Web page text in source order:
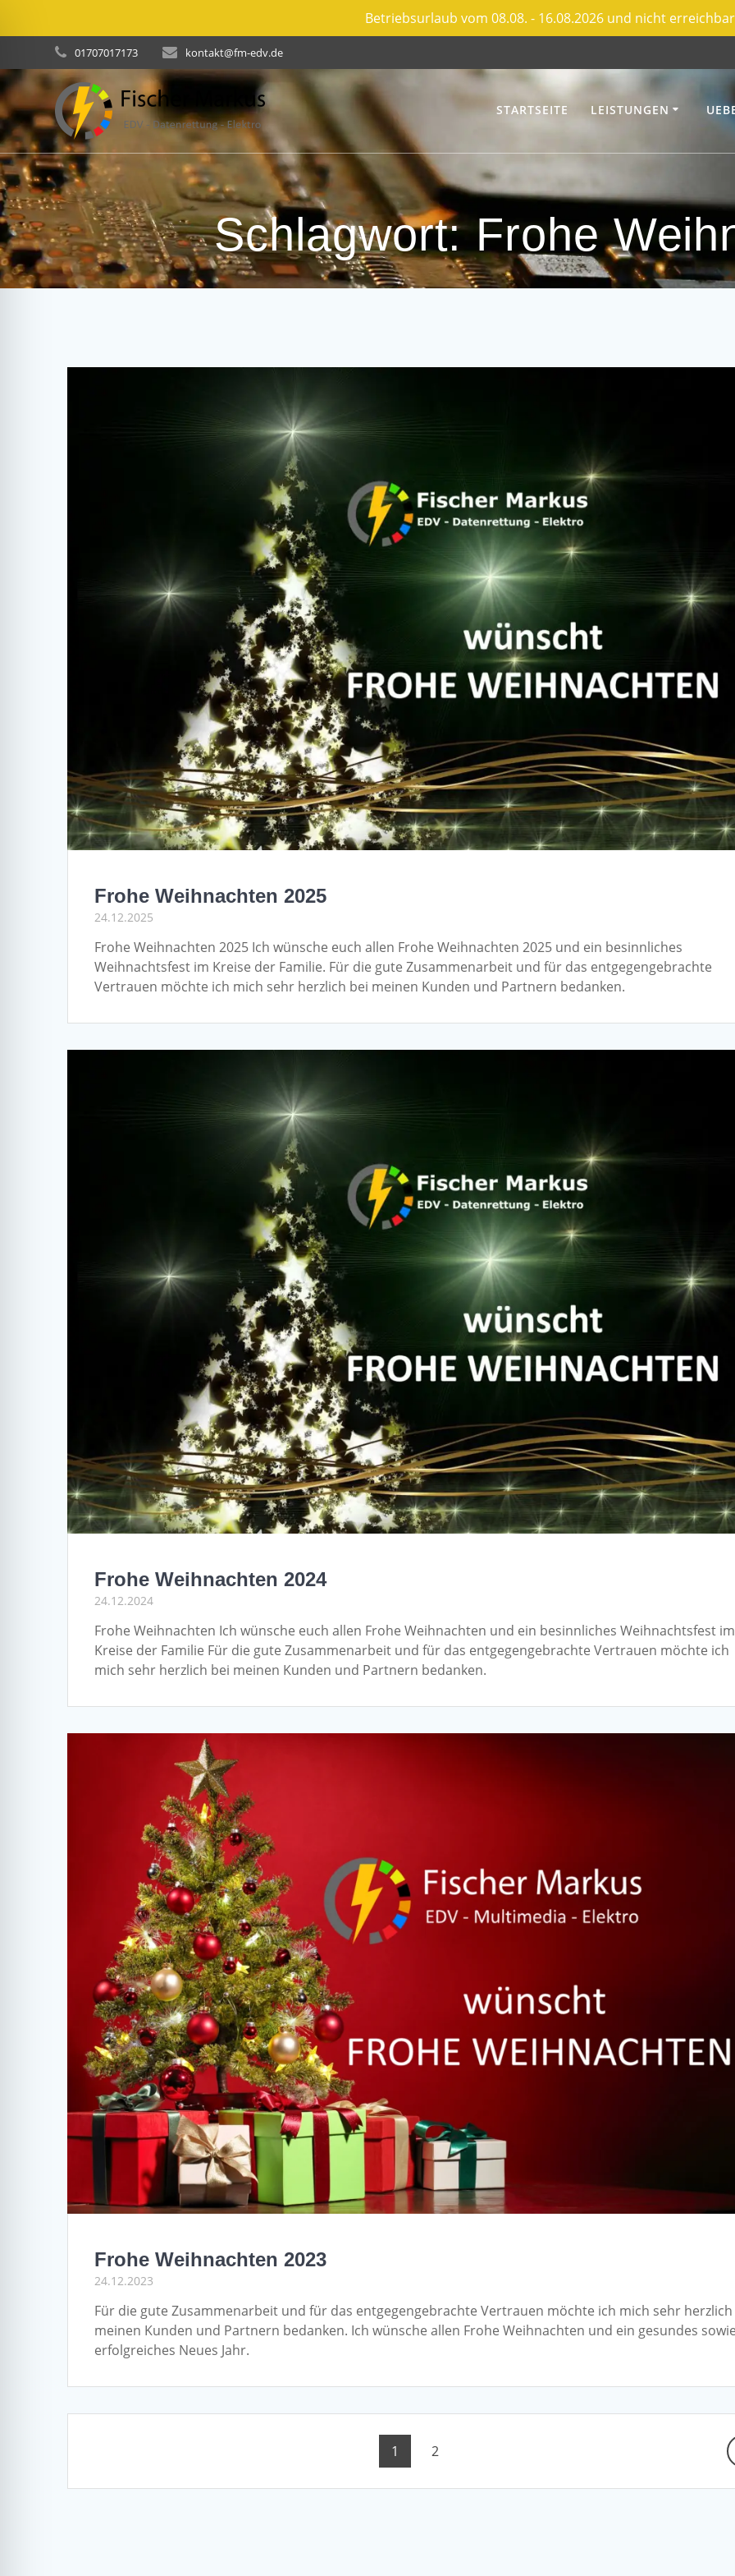
Betriebsurlaub vom 08.08. - 16.08.2026 und nicht
to
content
01707017173 kontakt@fm-edv.de
STARTSEITE LEISTUNGEN
Schlagwort: Frohe
Frohe Weihnachten 2025
24.12.2025
Frohe Weihnachten 2025 Ich wünsche euch allen Frohe Weihnachten 2025 und ein besinnliches
Weihnachtsfest im Kreise der Familie. Für die gute Zusammenarbeit und für das entgegengebrachte
Vertrauen möchte ich mich sehr herzlich bei meinen Kunden und Partnern bedanken.
Frohe Weihnachten 2024
24.12.2024
Frohe Weihnachten Ich wünsche euch allen Frohe Weihnachten und ein besinnliches Weihnachtsfest im
Kreise der Familie Für die gute Zusammenarbeit und für das entgegengebrachte Vertrauen möchte ich
mich sehr herzlich bei meinen Kunden und Partnern bedanken.
Frohe Weihnachten 2023
24.12.2023
Für die gute Zusammenarbeit und für das entgegengebrachte Vertrauen möchte ich mich sehr
meinen Kunden und Partnern bedanken. Ich wünsche allen Frohe Weihnachten und ein gesundes
erfolgreiches Neues Jahr.
Page
1 Page
2